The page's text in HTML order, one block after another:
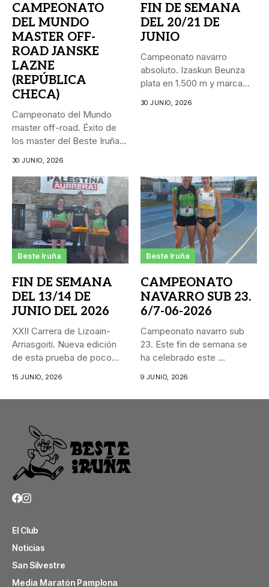
CAMPEONATO
DEL MUNDO
MASTER OFF-
ROAD JANSKE
LAZNE
(REPÚBLICA
CHECA)
Campeonato del Mundo
master off-road. Éxito de
los master del Beste Iruña...
30 JUNIO, 2026
FIN DE SEMANA
DEL 20/21 DE
JUNIO
Campeonato navarro
absoluto. Izaskun Beunza
plata en 1.500 m y marca
30 JUNIO, 2026
Beste Iruña
FIN DE SEMANA
DEL 13/14 DE
JUNIO DEL 2026
XXII Carrera de Lizoain-
Arriasgoiti. Nueva edición
de esta prueba de poco
15 JUNIO, 2026
Beste Iruña
CAMPEONATO
NAVARRO SUB 23.
6/7-06-2026
Campeonato navarro sub
23. Este fin de semana se
ha celebrado este ...
9 JUNIO, 2026
El Club
Noticias
San Silvestre
Media Maratón Pamplona